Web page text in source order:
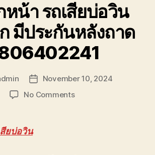
หน้า รถเสียบ่อวิน
มีประกันหลังถาด
Post
date
November 10, 2024
No Commentson
ยบ่อวิน